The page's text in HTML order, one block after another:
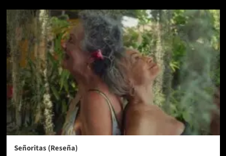
Señoritas (Reseña)